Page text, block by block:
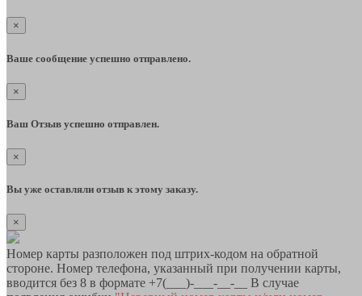
×
Ваше сообщение успешно отправлено.
×
Ваш Отзыв успешно отправлен.
×
Вы уже оставляли отзыв к этому заказу.
×
Номер карты разположен под штрих-кодом на обратной
стороне. Номер телефона, указанный при получении карты,
вводится без 8 в формате +7(___)-___-__-__ В случае